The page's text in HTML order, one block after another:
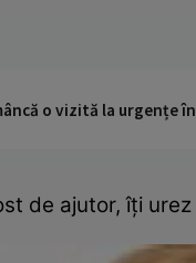
o vizită la urgențe
de ajutor, îţi